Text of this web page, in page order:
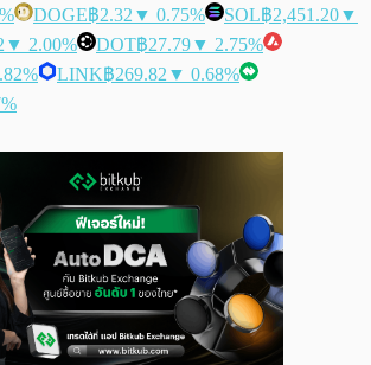
DOGE฿2.32 ▼ 0.75% SOL฿2,451.20▼
▼ 2.00% DOT฿27.79▼ 2.75%
LINK฿269.82 ▼ 0.68%